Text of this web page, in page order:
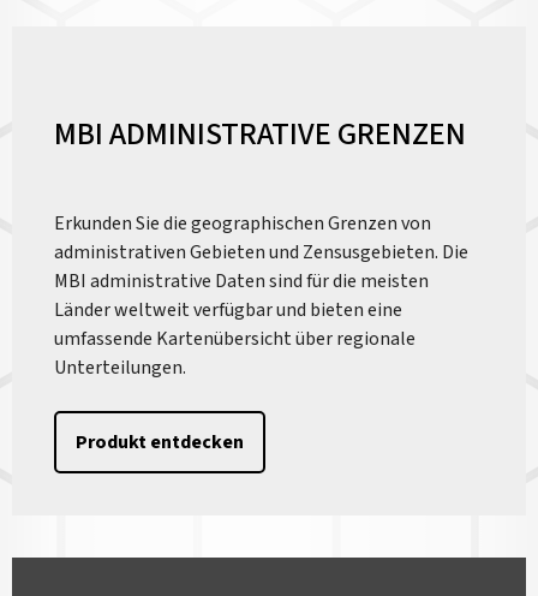
MBI ADMINISTRATIVE GRENZEN
Erkunden Sie die geographischen Grenzen von
administrativen Gebieten und Zensusgebieten. Die
MBI administrative Daten sind für die meisten
Länder weltweit verfügbar und bieten eine
umfassende Kartenübersicht über regionale
Unterteilungen.
Produkt entdecken